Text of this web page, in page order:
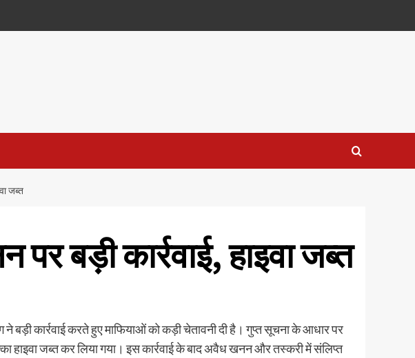
जब्त
बड़ी कार्रवाई, हाइवा जब्त
कार्रवाई करते हुए माफियाओं को कड़ी चेतावनी दी है। गुप्त सूचना के आधार पर
जब्त कर लिया गया। इस कार्रवाई के बाद अवैध खनन और तस्करी में संलिप्त